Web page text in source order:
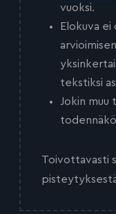
vuoksi.
Elokuva
tekstiksi
Jokin muu
Toivottavasti